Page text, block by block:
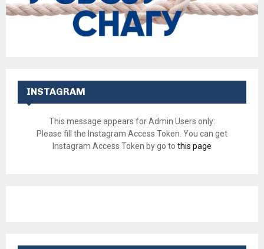
INSTAGRAM
This message appears for Admin Users only:
Please fill the Instagram Access Token. You can get
Instagram Access Token by go to this page